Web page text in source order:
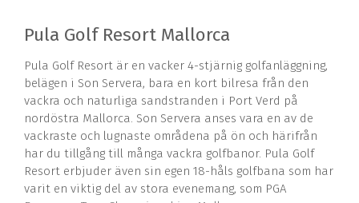
Pula Golf Resort Mallorca
Pula Golf Resort är en vacker 4-stjärnig golfanläggning,
belägen i Son Servera, bara en kort bilresa från den
vackra och naturliga sandstranden i Port Verd på
nordöstra Mallorca. Son Servera anses vara en av de
vackraste och lugnaste områdena på ön och härifrån
har du tillgång till många vackra golfbanor. Pula Golf
Resort erbjuder även sin egen 18-håls golfbana som har
varit en viktig del av stora evenemang, som PGA